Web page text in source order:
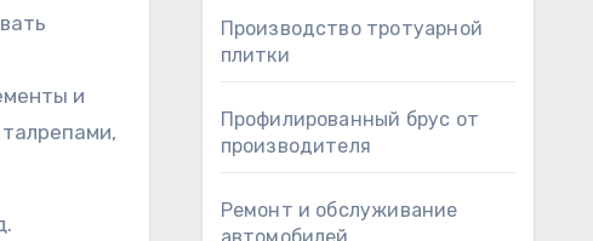
и
Производство тротуарной
плитки
Профилированный брус от
производителя
Ремонт и обслуживание